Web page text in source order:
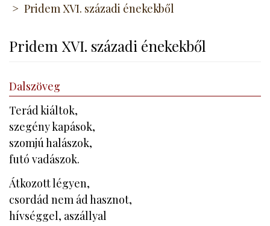
Pridem XVI. századi énekekből
Pridem XVI. századi énekekből
Dalszöveg
Terád kiáltok,
szegény kapások,
szomjú halászok,
futó vadászok.
Átkozott légyen,
csordád nem ád hasznot,
hívséggel, aszállyal